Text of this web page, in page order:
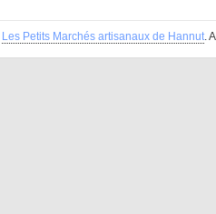
Les Petits Marchés artisanaux de Hannut.